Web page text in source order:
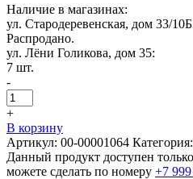
Наличие в магазинах:
ул. Стародеревенская, дом 33/
Распродано.
ул. Лёни Голикова, дом 35:
7 шт.
-
+
В корзину
Артикул: 00-00001064 Категория:
Данный продукт доступен
можете сделать по номеру +7